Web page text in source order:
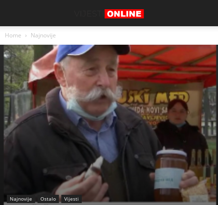
Home Najnovije
Najnovije Ostalo Vijesti